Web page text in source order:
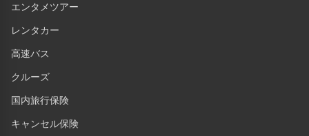
エンタメツアー
レンタカー
高速バス
クルーズ
国内旅行保険
キャンセル保険